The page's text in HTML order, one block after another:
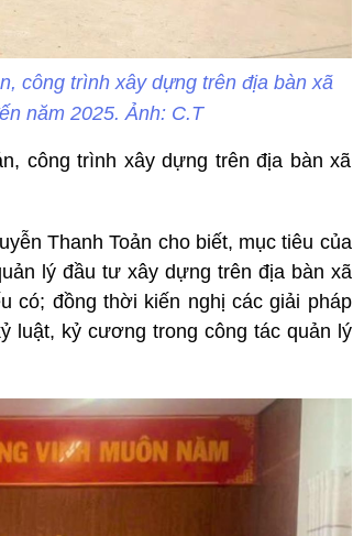
công trình xây dựng trên địa bàn xã
năm 2025. Ảnh: C.T
công trình xây dựng trên địa bàn xã
Thanh Toản cho biết, mục tiêu của
lý đầu tư xây dựng trên địa bàn xã
có; đồng thời kiến nghị các giải pháp
luật, kỷ cương trong công tác quản lý